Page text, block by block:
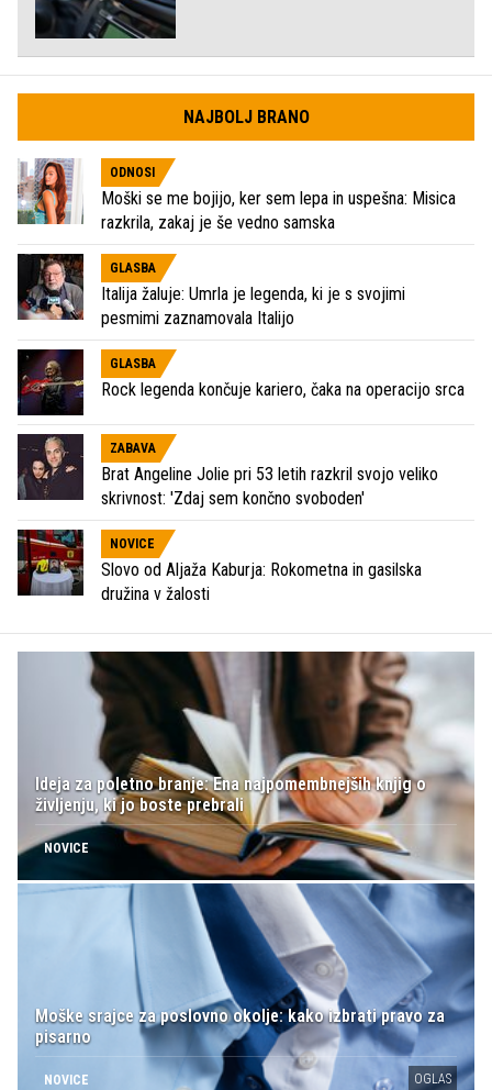
NAJBOLJ BRANO
ODNOSI
Moški se me bojijo, ker sem lepa in uspešna: Misica
razkrila, zakaj je še vedno samska
GLASBA
Italija žaluje: Umrla je legenda, ki je s svojimi
pesmimi zaznamovala Italijo
GLASBA
Rock legenda končuje kariero, čaka na operacijo srca
ZABAVA
Brat Angeline Jolie pri 53 letih razkril svojo veliko
skrivnost: 'Zdaj sem končno svoboden'
NOVICE
Slovo od Aljaža Kaburja: Rokometna in gasilska
družina v žalosti
Ideja za poletno branje: Ena najpomembnejših knjig o
življenju, ki jo boste prebrali
NOVICE
Moške srajce za poslovno okolje: kako izbrati pravo za
pisarno
NOVICE OGLAS